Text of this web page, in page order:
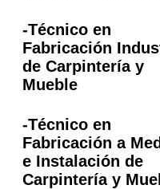
-Técnico en
Fabricación
de Carpintería y
Mueble
-Técnico en
Fabricación a
e Instalación de
Carpintería y